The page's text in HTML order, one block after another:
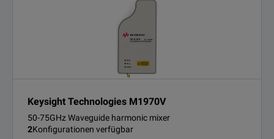
Keysight Technologies M1970V
50-75GHz Waveguide harmonic mixer
2Konfigurationen verfügbar